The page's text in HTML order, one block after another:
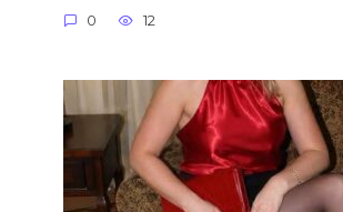
0 12